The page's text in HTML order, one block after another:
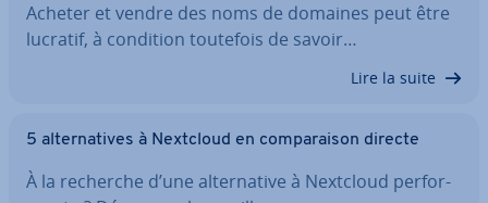
Acheter et vendre des noms de domaines peut être
lucratif, à condition toutefois de savoir…
Lire la suite
5 al­ter­na­tives à Nextcloud en com­pa­rai­son directe
À la recherche d’une al­ter­na­tive à Nextcloud per­for­